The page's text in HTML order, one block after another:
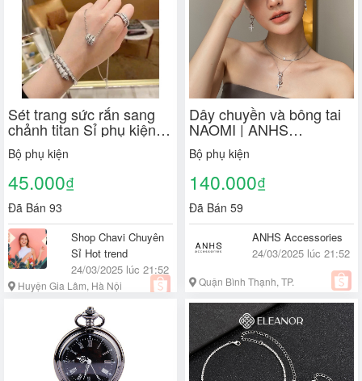
Sét trang sức rắn sang
chảnh titan Sỉ phụ kiện
toàn quốc
Bộ phụ kiện
45.000₫
Đã Bán 93
Shop Chavi Chuyên
Sỉ Hot trend
24/03/2025 lúc 21:52
Huyện Gia Lâm, Hà Nội
Dây chuyền và bông tai
NAOMI | ANHS
Accessories
Bộ phụ kiện
140.000₫
Đã Bán 59
ANHS Accessories
24/03/2025 lúc 21:52
Quận Bình Thạnh, TP.